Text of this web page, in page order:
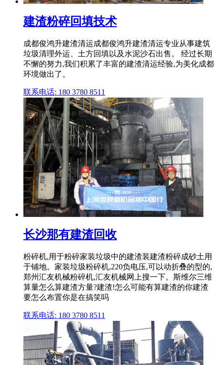
建渣粉碎回填技术
成都俊鸿升建渣清运成都俊鸿升建渣清运专业从事建筑
垃圾清理外运、土方回填以及水泥沙石出售。 经过长期
不懈的努力,我们积累了丰富的建渣清运经验,为美化成都
环境做出了。
联系电话: 180 3780 8511
长沙那有建渣回收
粉碎机,用于粉碎家装垃圾中的建渣装建渣粉碎成砂土用
于铺地。家装垃圾粉碎机,220负电压,可以动折叠的型的,
郑州汇友机械粉碎机,汇友机械网上搜一下。斯维尔三维
算量怎么算建渣方量?建渣!怎么可能有算建渣的你建渣
要怎么布置你是在搞笑吗
联系电话: 180 3780 8511